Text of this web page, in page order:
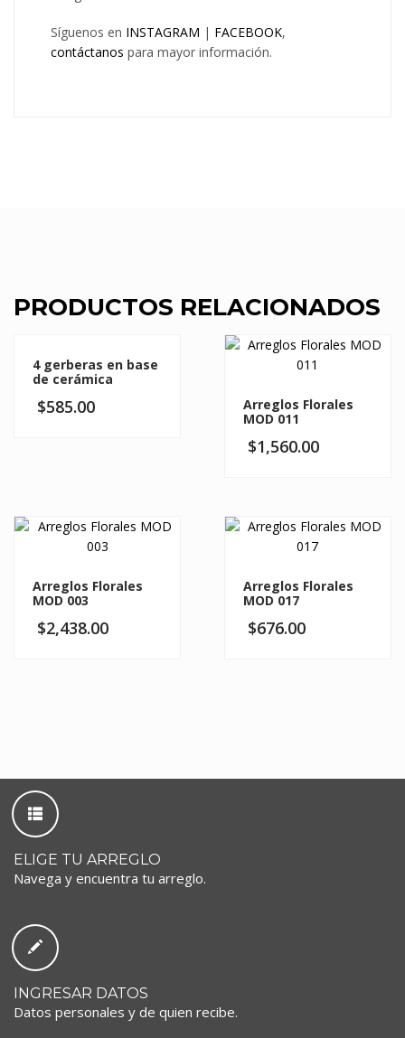
Síguenos en INSTAGRAM | FACEBOOK,
contáctanos para mayor información.
PRODUCTOS RELACIONADOS
4 gerberas en base
de cerámica
$585.00
Arreglos Florales
MOD 011
$1,560.00
Arreglos Florales
MOD 003
$2,438.00
Arreglos Florales
MOD 017
$676.00
ELIGE TU ARREGLO
Navega y encuentra tu arreglo.
INGRESAR DATOS
Datos personales y de quien recibe.